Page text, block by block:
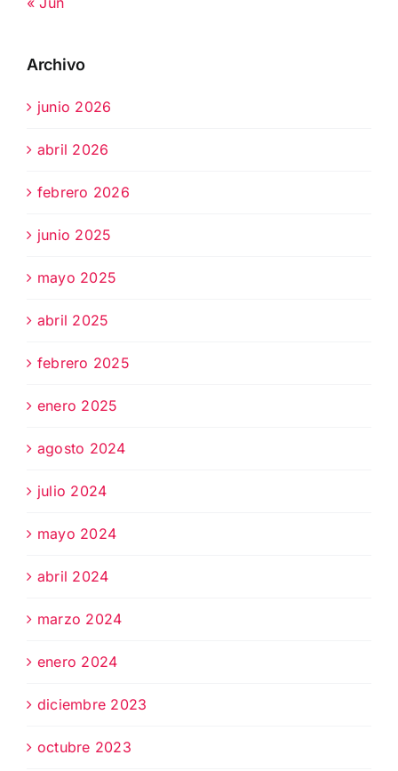
Archivo
junio 2026
abril 2026
febrero 2026
junio 2025
mayo 2025
abril 2025
febrero 2025
enero 2025
agosto 2024
julio 2024
mayo 2024
abril 2024
marzo 2024
enero 2024
diciembre 2023
octubre 2023